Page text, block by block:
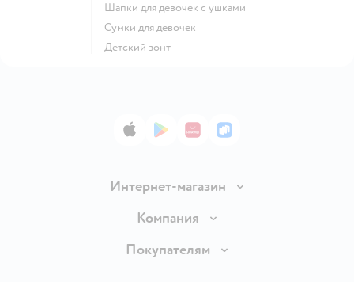
Шапки для девочек с ушками
Сумки для девочек
Детский зонт
App StoreGoogle Play
AppGallery
RuStore
Интернет-магазин
Доставка и оплата
Правила продажи
Компания
Вакансии
Покупателям